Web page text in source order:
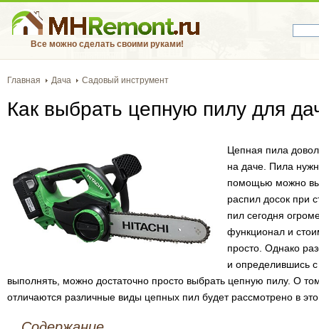
Все можно сделать своими руками!
Главная Дача Садовый инструмент
Как выбрать цепную пилу для
Цепная пила
на даче. Пила
помощью можно
распил досок при
пил сегодня
функционал и
просто. Однако
и определившись
выполнять, можно достаточно просто выбрать цепную пилу. О
отличаются различные виды цепных пил будет рассмотрено в